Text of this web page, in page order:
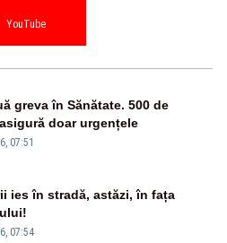
YouTube
greva în Sănătate. 500 de
doar urgențele
07:51
ies în stradă, astăzi, în fața
07:54